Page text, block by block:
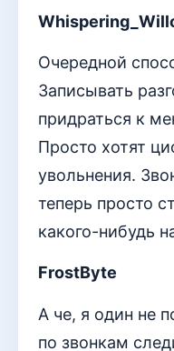
Очередной
Записывать
придраться к
Просто хотят
увольнения.
теперь просто
какого-нибудь
FrostByte
А че, я один не
по звонкам